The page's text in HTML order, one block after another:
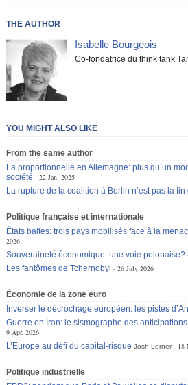
THE AUTHOR
Isabelle Bourgeois
Co-fondatrice du think tank
YOU MIGHT ALSO LIKE
From the same author
La proportionnelle en Allemagne: plus qu’un
société
22 Jan. 2025
La rupture de la coalition à Berlin n’est pas la fin
Politique française et internationale
États baltes: trois pays mobilisés face à la
2026
Souveraineté économique: une voie polonaise?
Les fantômes de Tchernobyl
26 July 2026
Économie de la zone euro
Inverser le décrochage européen: les pistes
Guerre en Iran: le sismographe des
9 Apr. 2026
L’Europe au défi du capital-risque Josh Lerner 18
Politique industrielle